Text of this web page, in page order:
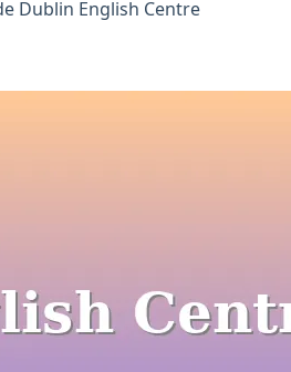
Dublin English Centre